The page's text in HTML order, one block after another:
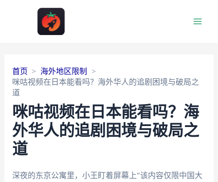
首页
海外地区限制
咪咕视频在日本能看吗？海外华人的追剧困境与破局之
道
咪咕视频在日本能看吗？海
外华人的追剧困境与破局之
道
深夜的东京公寓里，小王盯着屏幕上"该内容仅限中国大